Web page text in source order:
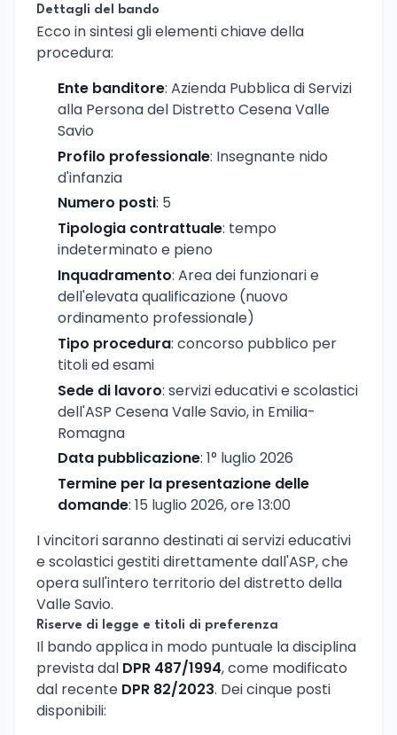
Dettagli del bando
Ecco in sintesi gli elementi chiave della
procedura:
Ente banditore: Azienda Pubblica di Servizi
alla Persona del Distretto Cesena Valle
Savio
Profilo professionale: Insegnante nido
d'infanzia
Numero posti: 5
Tipologia contrattuale: tempo
indeterminato e pieno
Inquadramento: Area dei funzionari e
dell'elevata qualificazione (nuovo
ordinamento professionale)
Tipo procedura: concorso pubblico per
titoli ed esami
Sede di lavoro: servizi educativi e scolastici
dell'ASP Cesena Valle Savio, in Emilia-
Romagna
Data pubblicazione: 1° luglio 2026
Termine per la presentazione delle
domande: 15 luglio 2026, ore 13:00
I vincitori saranno destinati ai servizi educativi
e scolastici gestiti direttamente dall'ASP, che
opera sull'intero territorio del distretto della
Valle Savio.
Riserve di legge e titoli di preferenza
Il bando applica in modo puntuale la disciplina
prevista dal DPR 487/1994, come modificato
dal recente DPR 82/2023. Dei cinque posti
disponibili: